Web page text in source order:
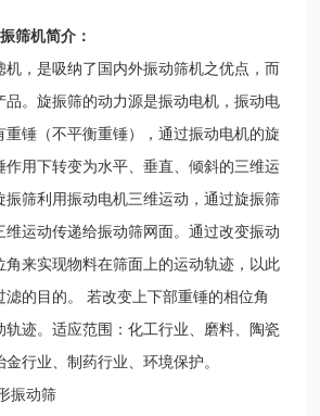
筛机简介：
机，是吸纳了国内外振动筛机之优点，而
品。旋振筛的动力源是振动电机，振动电
重锤（不平衡重锤），通过振动电机的旋
作用下转变为水平、垂直、倾斜的三维运
振筛利用振动电机三维运动，通过旋振筛
维运动传递给振动筛网面。通过改变振动
角来实现物料在筛面上的运动轨迹，以此
滤的目的。 若改变上下部重锤的相位角
轨迹。适应范围：化工行业、磨料、陶瓷
行业、制药行业、环境保护。